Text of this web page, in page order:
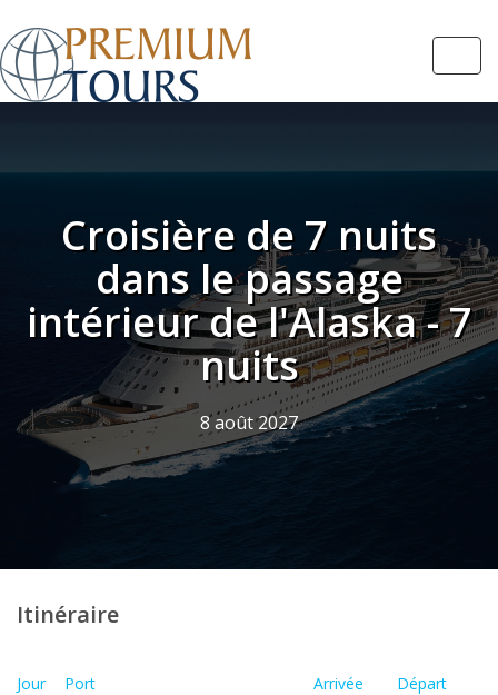
Croisière de 7 nuits
dans le passage
intérieur de l'Alaska - 7
nuits
8 août 2027
Itinéraire
Jour Port Arrivée Départ